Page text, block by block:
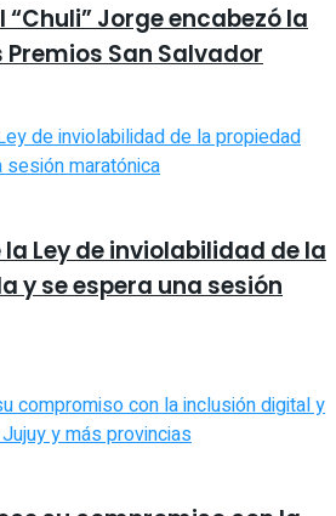
“Chuli” Jorge encabezó la
Premios San Salvador
Ley de inviolabilidad de la
y se espera una sesión